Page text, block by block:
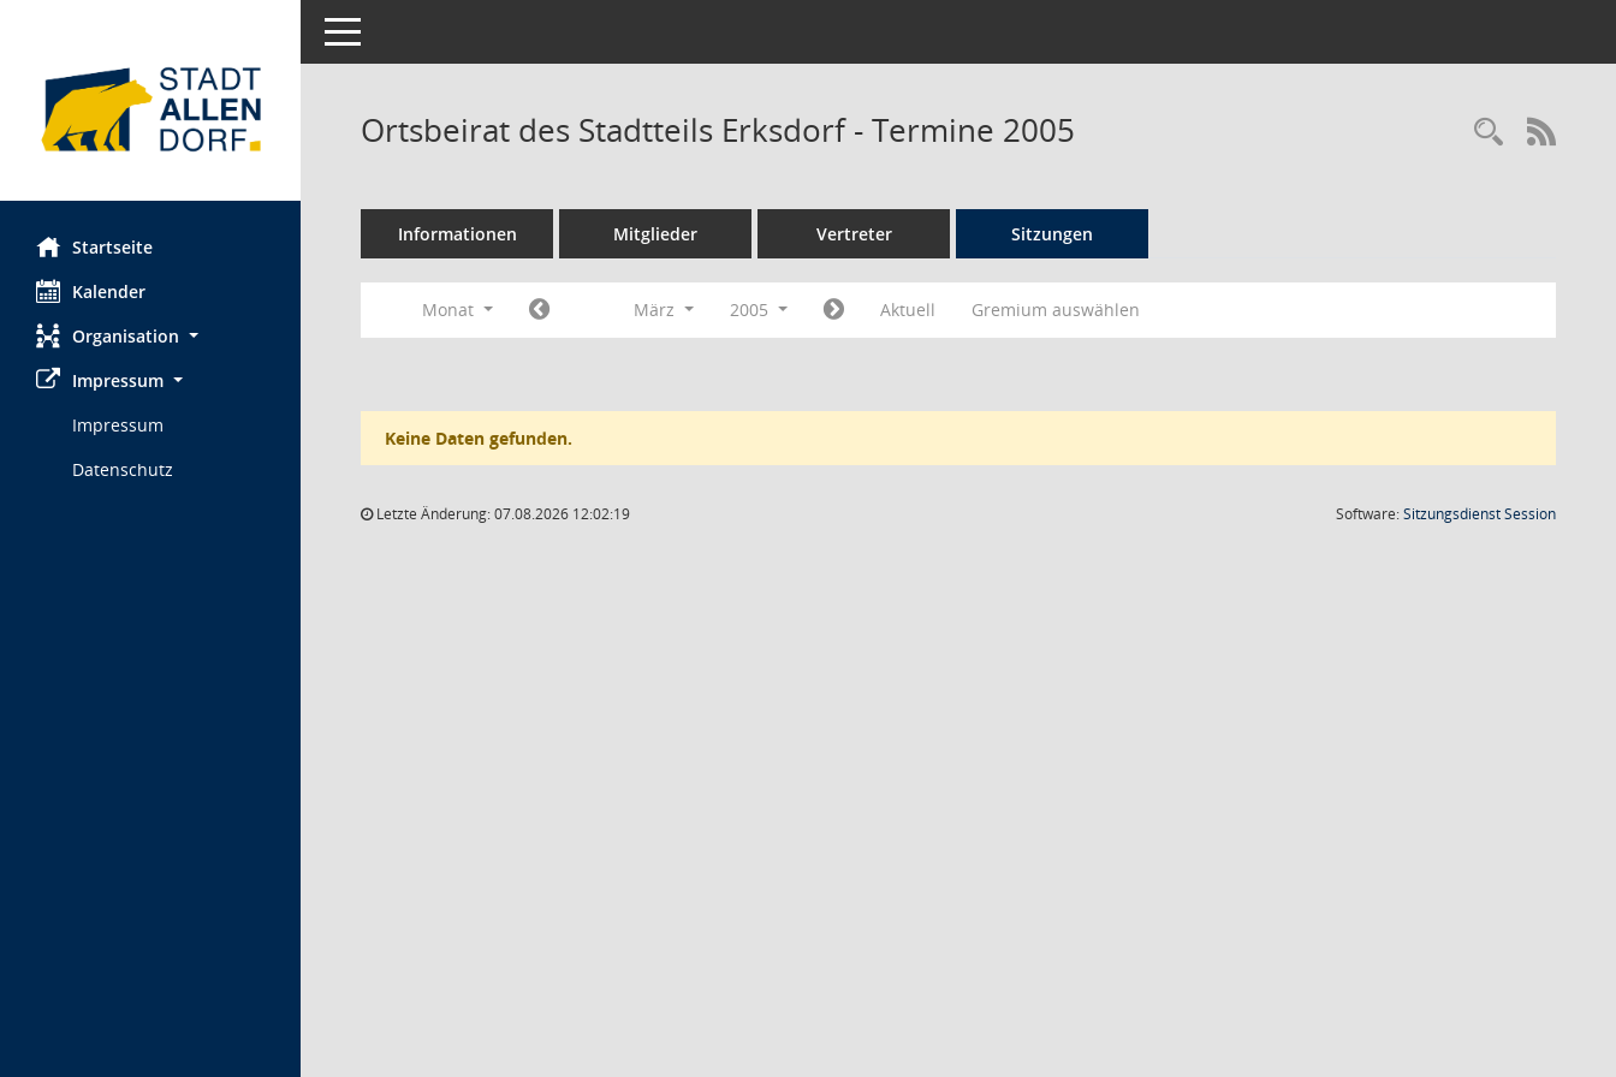
Startseite
Kalender
Organisation
Impressum
Impressum
Datenschutz
Toggle navigation
Ortsbeirat des Stadtteils Erksdorf - Termine 2005
Informationen Mitglieder Vertreter Sitzungen
Monat März 2005 Aktuell Gremium auswählen
Keine Daten gefunden.
Letzte Änderung: 07.08.2026 12:02:19 Software:SitzungsdienstSession(Wird in